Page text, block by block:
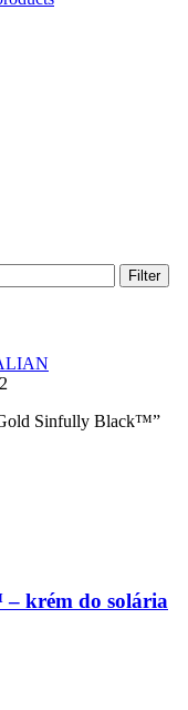
Filter
2
Sinfully Black™”
krém do solária